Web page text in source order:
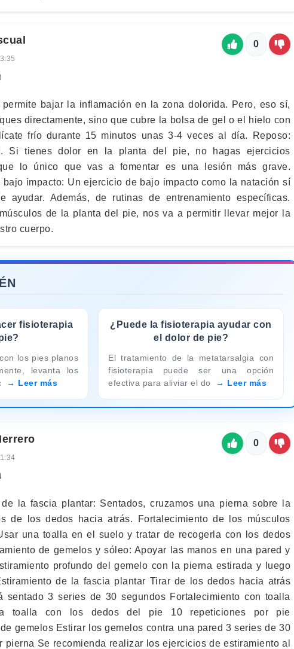
0
bajar la inflamación en la zona dolorida. Pero, eso sí,
directamente, sino que cubre la bolsa de gel o el hielo con
frío durante 15 minutos unas 3-4 veces al día. Reposo:
Si tienes dolor en la planta del pie, no hagas ejercicios
lo único que vas a fomentar es una lesión más grave.
bajo impacto: Un ejercicio de bajo impacto como la natación sí
ayudar. Además, de rutinas de entrenamiento específicas.
de la planta del pie, nos va a permitir llevar mejor la
cuerpo.
fisioterapia
los pies planos
levanta los
Leer más
¿Puede la fisioterapia ayudar con
el dolor de pie?
El tratamiento de la metatarsalgia con
fisioterapia puede ser una opción
efectiva para aliviar el do
Leer más
0
de la fascia plantar: Sentados, cruzamos una pierna sobre la
de los dedos hacia atrás. Fortalecimiento de los músculos
una toalla en el suelo y tratar de recogerla con los dedos
de gemelos y sóleo: Apoyar las manos en una pared y
profundo del gemelo con la pierna estirada y luego
de la fascia plantar Tirar de los dedos hacia atrás
sentado 3 series de 30 segundos Fortalecimiento con toalla
toalla con los dedos del pie 10 repeticiones por pie
gemelos Estirar los gemelos contra una pared 3 series de 30
pierna Se recomienda realizar los ejercicios de estiramiento al